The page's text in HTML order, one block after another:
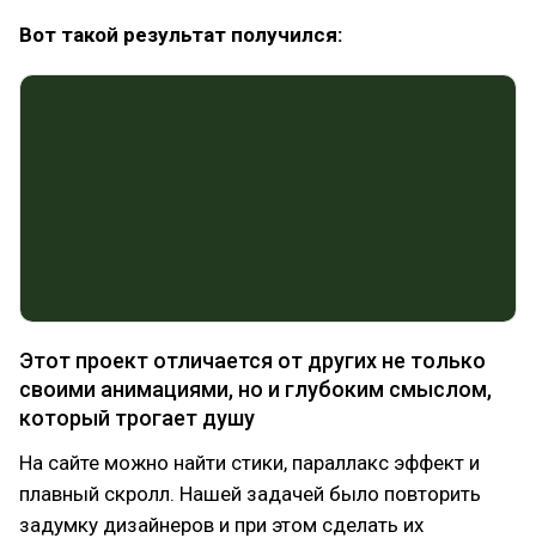
Вот такой результат получился:
Этот проект отличается от других не только
своими анимациями, но и глубоким смыслом,
который трогает душу
На сайте можно найти стики, параллакс эффект и
плавный скролл. Нашей задачей было повторить
задумку дизайнеров и при этом сделать их